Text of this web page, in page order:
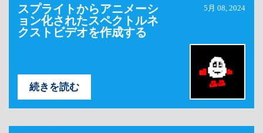
スプライトからアニメーシ
ョン化されたスペクトルネ
クストビデオを作成する
5月 08, 2024
続きを読む